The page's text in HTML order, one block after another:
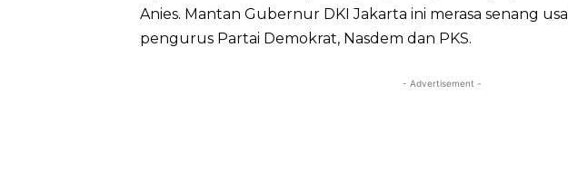
Anies. Mantan Gubernur DKI Jakarta ini merasa senang
pengurus Partai Demokrat, Nasdem dan PKS.
- Advertisement -